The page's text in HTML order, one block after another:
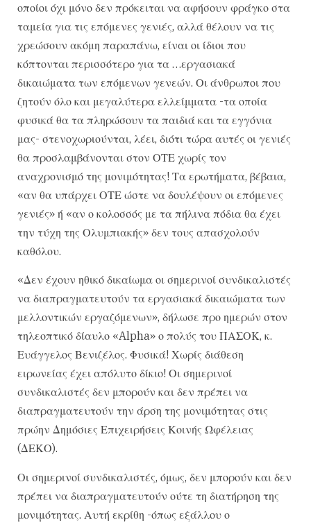
οποίοι όχι μόνο δεν πρόκειται να αφήσουν φράγκο στα
ταμεία για τις επόμενες γενιές, αλλά θέλουν να τις
χρεώσουν ακόμη παραπάνω, είναι οι ίδιοι που
κόπτονται περισσότερο για τα …εργασιακά
δικαιώματα των επόμενων γενεών. Οι άνθρωποι που
ζητούν όλο και μεγαλύτερα ελλείμματα -τα οποία
φυσικά θα τα πληρώσουν τα παιδιά και τα εγγόνια
μας- στενοχωριούνται, λέει, διότι τώρα αυτές οι γενιές
θα προσλαμβάνονται στον ΟΤΕ χωρίς τον
αναχρονισμό της μονιμότητας! Τα ερωτήματα, βέβαια,
«αν θα υπάρχει ΟΤΕ ώστε να δουλέψουν οι επόμενες
γενιές» ή «αν ο κολοσσός με τα πήλινα πόδια θα έχει
την τύχη της Ολυμπιακής» δεν τους απασχολούν
καθόλου.
«Δεν έχουν ηθικό δικαίωμα οι σημερινοί συνδικαλιστές
να διαπραγματευτούν τα εργασιακά δικαιώματα των
μελλοντικών εργαζόμενων», δήλωσε προ ημερών στον
τηλεοπτικό δίαυλο «Alpha» ο πολύς του ΠΑΣΟΚ, κ.
Ευάγγελος Βενιζέλος. Φυσικά! Χωρίς διάθεση
ειρωνείας έχει απόλυτο δίκιο! Οι σημερινοί
συνδικαλιστές δεν μπορούν και δεν πρέπει να
διαπραγματευτούν την άρση της μονιμότητας στις
πρώην Δημόσιες Επιχειρήσεις Κοινής Ωφέλειας
(ΔΕΚΟ).
Οι σημερινοί συνδικαλιστές, όμως, δεν μπορούν και δεν
πρέπει να διαπραγματευτούν ούτε τη διατήρηση της
μονιμότητας. Αυτή εκρίθη -όπως εξάλλου ο